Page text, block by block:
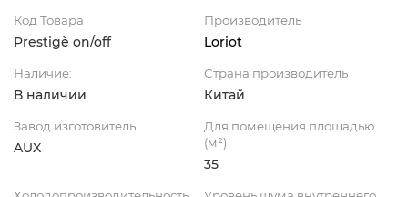
Код Товара
Prestigè on/off
Производитель
Loriot
Наличие:
В наличии
Страна производитель
Китай
Завод изготовитель
AUX
Для помещения площадью
(м²)
35